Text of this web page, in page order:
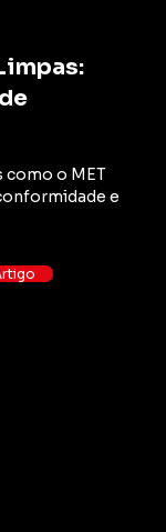
como o MET
e